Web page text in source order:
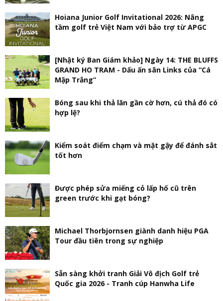
Hoiana Junior Golf Invitational 2026: Nâng
tầm golf trẻ Việt Nam với bảo trợ từ APGC
[Nhật ký Ban Giám khảo] Ngày 14: THE BLUFFS
GRAND HO TRAM - Dấu ấn sân Links của “Cá
Mập Trắng”
Bóng sau khi thả lăn gần cờ hơn, cú thả đó có
hợp lệ?
Kiểm soát điểm chạm và mặt gậy để đánh sắt
tốt hơn
Được phép sửa miếng cỏ lấp hố cũ trên
green trước khi gạt bóng?
Michael Thorbjornsen giành danh hiệu PGA
Tour đầu tiên trong sự nghiệp
Sẵn sàng khởi tranh Giải Vô địch Golf trẻ
Quốc gia 2026 - Tranh cúp Hanwha Life